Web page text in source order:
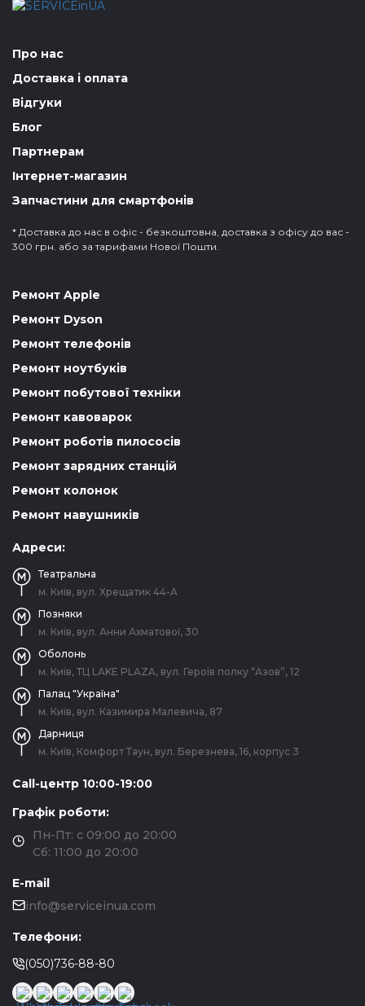
Про нас
Доставка і оплата
Відгуки
Блог
Партнерам
Інтернет-магазин
Запчастини для смартфонів
* Доставка до нас в офіс - безкоштовна, доставка з офісу до вас -
300 грн. або за тарифами Нової Пошти.
Ремонт Apple
Ремонт Dyson
Ремонт телефонів
Ремонт ноутбуків
Ремонт побутової техніки
Ремонт кавоварок
Ремонт роботів пилососів
Ремонт зарядних станцій
Ремонт колонок
Ремонт навушників
Адреси:
Театральна
м. Київ, вул. Хрещатик 44-A
Позняки
м. Київ, вул. Анни Ахматової, 30
Оболонь
м. Київ, ТЦ LAKE PLAZA, вул. Героїв полку “Азов”, 12
Палац "Україна"
м. Київ, вул. Казимира Малевича, 87
Дарниця
м. Київ, Комфорт Таун, вул. Березнева, 16, корпус 3
Call-центр 10:00-19:00
Графік роботи:
Пн-Пт: с 09:00 до 20:00
Сб: 11:00 до 20:00
E-mail
info@serviceinua.com
Телефони:
(050)736-88-80